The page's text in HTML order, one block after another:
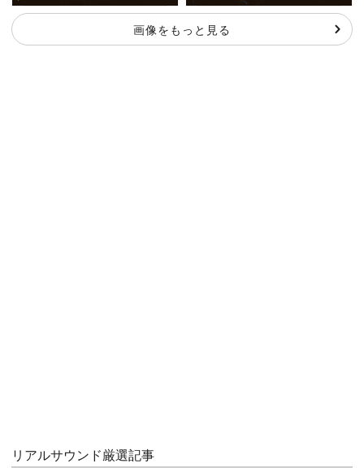
画像をもっと見る
リアルサウンド厳選記事